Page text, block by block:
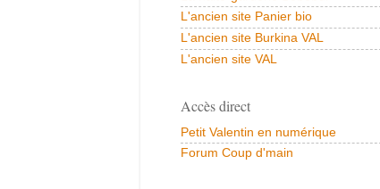
L'ancien site Panier bio
L'ancien site Burkina VAL
L'ancien site VAL
Accès direct
Petit Valentin en numérique
Forum Coup d'main